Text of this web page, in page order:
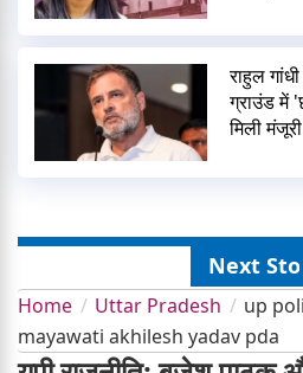
राहुल
ग्राउंड में
मिली मंजूरी
Next
Home Uttar Pradesh
up
mayawati akhilesh yadav pda